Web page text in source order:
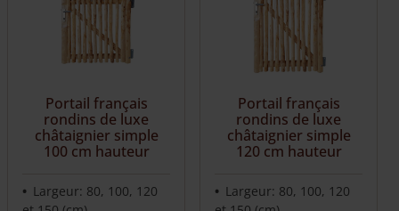
Portail français
rondins de luxe
châtaignier simple
100 cm hauteur
Largeur: 80, 100, 120
Portail français
rondins de luxe
châtaignier simple
120 cm hauteur
Largeur: 80, 100, 120